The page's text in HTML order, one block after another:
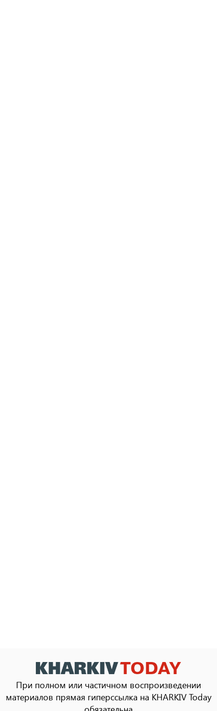
При полном или частичном воспроизведении
материалов прямая гиперссылка на KHARKIV Today